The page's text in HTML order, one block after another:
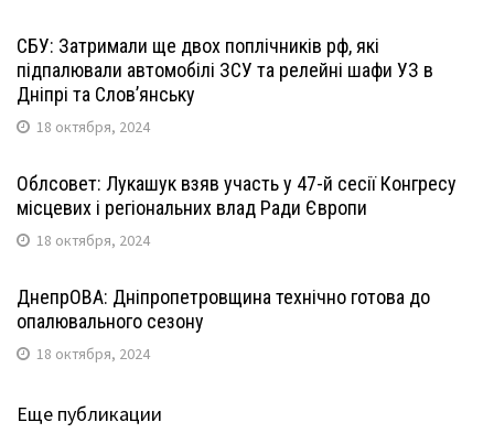
СБУ: Затримали ще двох поплічників рф, які
підпалювали автомобілі ЗСУ та релейні шафи УЗ в
Дніпрі та Слов’янську
18 октября, 2024
Облсовет: Лукашук взяв участь у 47-й сесії Конгресу
місцевих і регіональних влад Ради Європи
18 октября, 2024
ДнепрОВА: Дніпропетровщина технічно готова до
опалювального сезону
18 октября, 2024
Еще публикации